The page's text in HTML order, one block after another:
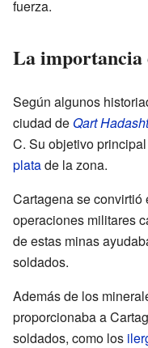
fuerza.
La importancia
Según algunos
ciudad de Qart Hadasht
C. Su objetivo
platade la zona.
Cartagena se
operaciones militares
de estas minas
soldados.
Además de los
proporcionaba a
soldados, como los